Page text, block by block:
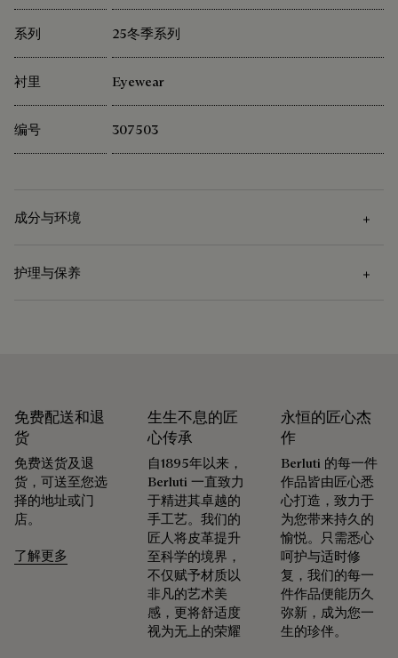
系列 25冬季系列
衬里 Eyewear
编号 307503
成分与环境
探寻材质本源
包装
Berluti 优先采用环保包装，不含原始化石塑料，全都使用可持
我们的匠心承诺
护理与保养
可修复性
承袭创始人Alessandro Berluti兼具制靴与修鞋的匠艺传承，
Berluti自诞生之初便秉持循环理念，悉心为顾客提供养护与修
复服务，令每件作品的生命得以延续。 无论是鞋履、皮具，还
是成衣，我们的工坊皆提供多样化的修复与保养服务，令每件
作品皆能优雅长久地陪伴在顾客身边。
免费配送和退
货
免费送货及退
货，可送至您选
择的地址或门
店。
了解更多
生生不息的匠
心传承
自1895年以来，
Berluti 一直致力
于精进其卓越的
手工艺。我们的
匠人将皮革提升
至科学的境界，
不仅赋予材质以
非凡的艺术美
感，更将舒适度
视为无上的荣耀
永恒的匠心杰
作
Berluti 的每一件
作品皆由匠心悉
心打造，致力于
为您带来持久的
愉悦。只需悉心
呵护与适时修
复，我们的每一
件作品便能历久
弥新，成为您一
生的珍伴。